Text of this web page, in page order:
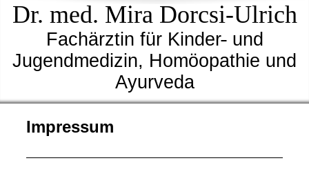
Dr. med. Mira Dorcsi-Ulrich
Fachärztin für Kinder und
Jugendmedizin, Homöopathie und
Ayurveda
Impressum